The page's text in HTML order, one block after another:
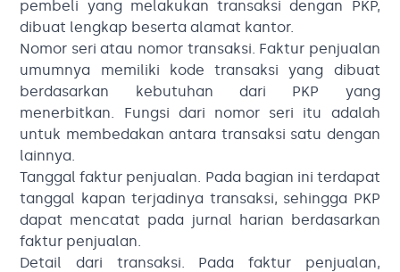
pembeli yang melakukan transaksi dengan PKP,
dibuat lengkap beserta alamat kantor.
Nomor seri atau nomor transaksi. Faktur penjualan
umumnya memiliki kode transaksi yang dibuat
berdasarkan kebutuhan dari PKP yang
menerbitkan. Fungsi dari nomor seri itu adalah
untuk membedakan antara transaksi satu dengan
lainnya.
Tanggal faktur penjualan. Pada bagian ini terdapat
tanggal kapan terjadinya transaksi, sehingga PKP
dapat mencatat pada jurnal harian berdasarkan
faktur penjualan.
Detail dari transaksi. Pada faktur penjualan,